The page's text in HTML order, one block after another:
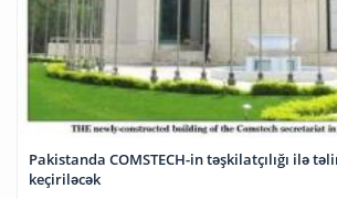
Pakistanda COMSTECH-in təşkilatçılığı ilə
keçiriləcək